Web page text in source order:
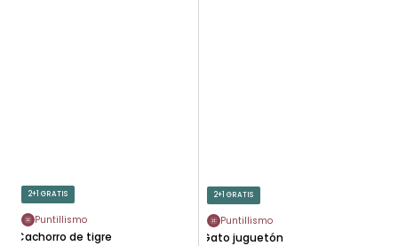
2+1 GRATIS
Puntillismo
Cachorro de tigre
2+1 GRATIS
Puntillismo
Gato juguetón